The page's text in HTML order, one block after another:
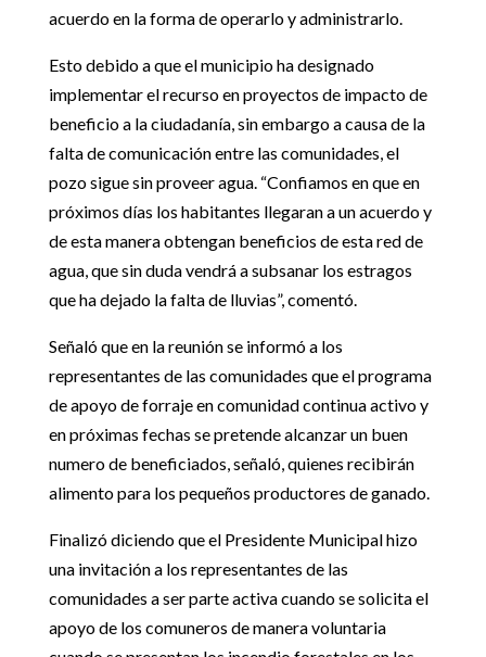
acuerdo en la forma de operarlo y administrarlo.
Esto debido a que el municipio ha designado
implementar el recurso en proyectos de impacto de
beneficio a la ciudadanía, sin embargo a causa de la
falta de comunicación entre las comunidades, el
pozo sigue sin proveer agua. “Confiamos en que en
próximos días los habitantes llegaran a un acuerdo y
de esta manera obtengan beneficios de esta red de
agua, que sin duda vendrá a subsanar los estragos
que ha dejado la falta de lluvias”, comentó.
Señaló que en la reunión se informó a los
representantes de las comunidades que el programa
de apoyo de forraje en comunidad continua activo y
en próximas fechas se pretende alcanzar un buen
numero de beneficiados, señaló, quienes recibirán
alimento para los pequeños productores de ganado.
Finalizó diciendo que el Presidente Municipal hizo
una invitación a los representantes de las
comunidades a ser parte activa cuando se solicita el
apoyo de los comuneros de manera voluntaria